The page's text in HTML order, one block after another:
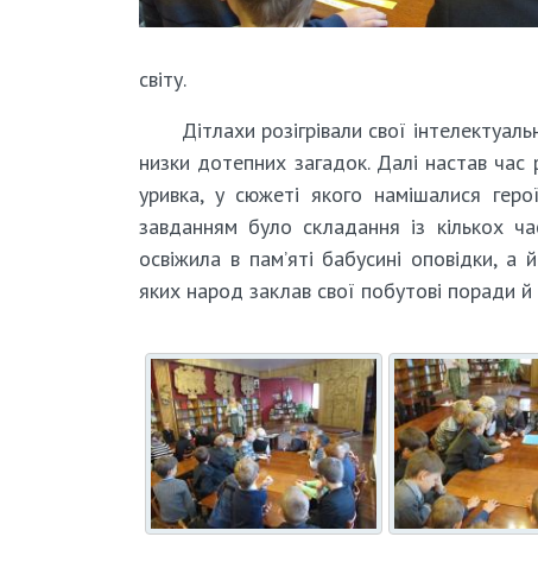
світу.
Дітлахи розігрівали свої
низки дотепних загадок. Далі настав час
уривка, у сюжеті якого намішалися
завданням було складання із кількох
освіжила в пам’яті бабусині оповідки,
яких народ заклав свої побутові поради